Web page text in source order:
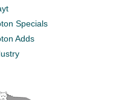
Specials
Adds